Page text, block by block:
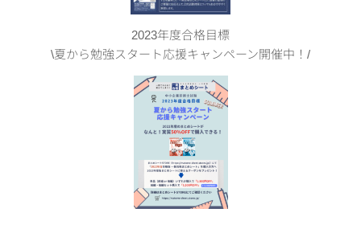
2023年度合格目標
\夏から勉強スタート応援キャンペーン開催中！/